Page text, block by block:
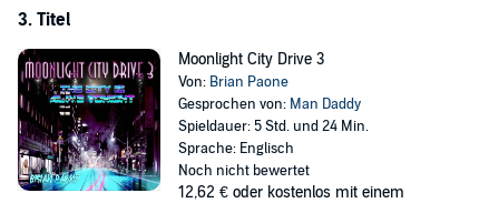
3. Titel
Moonlight City Drive 3
Von: Brian Paone
Gesprochen von: Man Daddy
Spieldauer: 5 Std. und 24 Min.
Sprache: Englisch
Noch nicht bewertet
12,62 € oder kostenlos mit einem